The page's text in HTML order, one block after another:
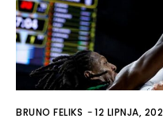
BRUNO FELIKS -12 LIPNJA,